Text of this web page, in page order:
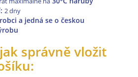
2 dny
a jedná se o českou
správně vložit